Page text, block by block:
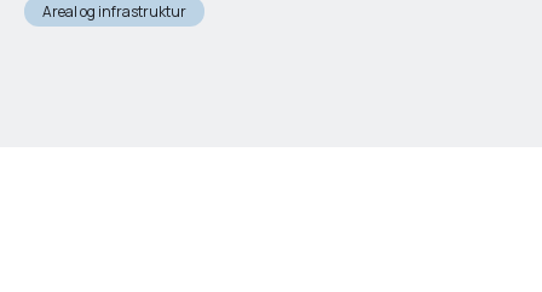
Areal og infrastruktur